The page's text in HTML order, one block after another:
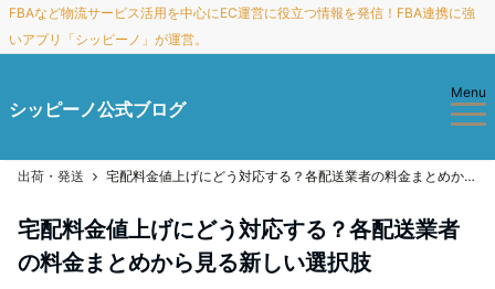
FBAなど物流サービス活用を中心にEC運営に役立つ情報を発信！FBA連携に強
いアプリ「シッピーノ」が運営。
シッピーノ公式ブログ
Menu
出荷・発送 宅配料金値上げにどう対応する？各配送業者の料金まとめから見る新しい選択肢
宅配料金値上げにどう対応する？各配送業者
の料金まとめから見る新しい選択肢